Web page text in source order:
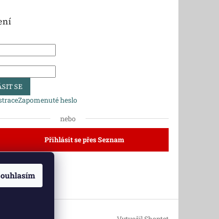
SE
Zapomenuté heslo
nebo
Přihlásit se přes Seznam